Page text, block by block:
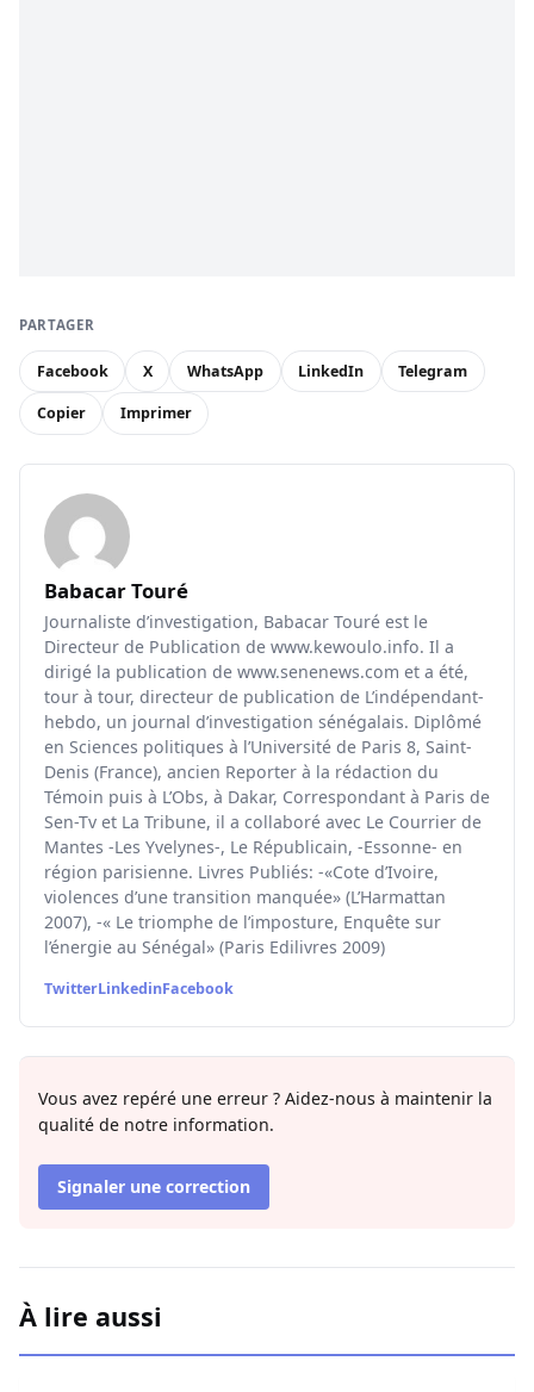
PARTAGER
Facebook X WhatsApp LinkedIn Telegram
Copier Imprimer
Babacar Touré
Journaliste d’investigation, Babacar Touré est le
Directeur de Publication de www.kewoulo.info. Il a
dirigé la publication de www.senenews.com et a été,
tour à tour, directeur de publication de L’indépendant-
hebdo, un journal d’investigation sénégalais. Diplômé
en Sciences politiques à l’Université de Paris 8, Saint-
Denis (France), ancien Reporter à la rédaction du
Témoin puis à L’Obs, à Dakar, Correspondant à Paris de
Sen-Tv et La Tribune, il a collaboré avec Le Courrier de
Mantes -Les Yvelynes-, Le Républicain, -Essonne- en
région parisienne. Livres Publiés: -«Cote d’Ivoire,
violences d’une transition manquée» (L’Harmattan
2007), -« Le triomphe de l’imposture, Enquête sur
l’énergie au Sénégal» (Paris Edilivres 2009)
TwitterLinkedinFacebook
Vous avez repéré une erreur ? Aidez-nous à maintenir la
qualité de notre information.
Signaler une correction
À lire aussi